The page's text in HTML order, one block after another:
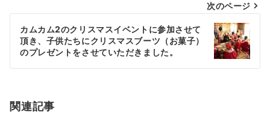
ビ
ゲ
ー
シ
ン
次のページ
カムカム2のクリスマスイベントに参加させて
頂き、子供たちにクリスマスブーツ（お菓子）
のプレゼントをさせていただきました。
関連記事